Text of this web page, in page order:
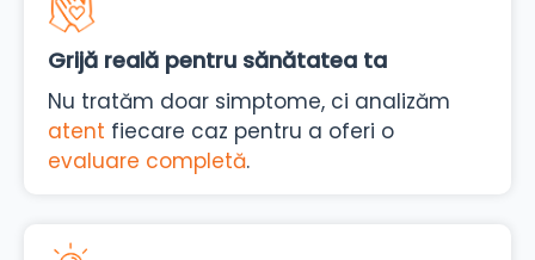
Grijă reală pentru sănătatea ta
Nu tratăm doar simptome, ci analizăm
atent fiecare caz pentru a oferi o
evaluare completă.